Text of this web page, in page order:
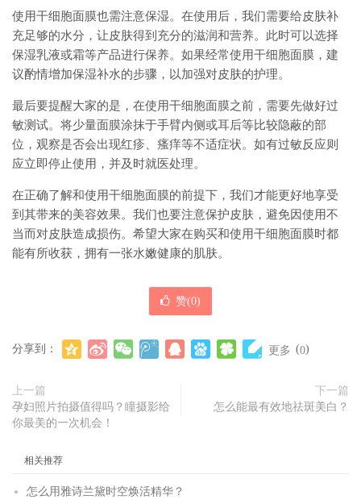
使用干细胞面膜也需注意保湿。在使用后，我们需要给皮肤补
充足够的水分，让皮肤得到充分的滋润和营养。此时可以选择
保湿乳液或霜等产品进行保养。如果经常使用干细胞面膜，建
议酌情增加保湿补水的步骤，以加强对皮肤的护理。
最后要提醒大家的是，在使用干细胞面膜之前，需要先做好过
敏测试。将少量面膜涂抹于手臂内侧或耳后等比较隐蔽的部
位，观察是否会出现红疹、瘙痒等不适症状。如有过敏反应则
应立即停止使用，并及时就医处理。
在正确了解和使用干细胞面膜的前提下，我们才能更好地享受
到其带来的美容效果。我们也要注意保护皮肤，避免因使用不
当而对皮肤造成损伤。希望大家在购买和使用干细胞面膜时都
能有所收获，拥有一张水嫩健康的肌肤。
赞(0)
分享到： 更多 (0)
上一篇
孕妇照片拍摄值得吗？瞳摄影给
你最美的一次机会！
下一篇
怎么能最有效地祛斑美白？
相关推荐
怎么用雅诗兰黛时空焕活精华？